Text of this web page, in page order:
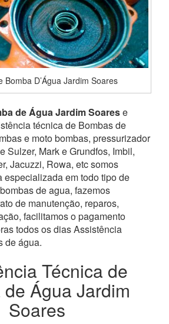
Bomba D’Água Jardim Soares
de Água Jardim Soarese
técnica de Bombas de
e moto bombas, pressurizador
Sulzer, Mark e Grundfos, Imbil,
Jacuzzi, Rowa, etc somos
especializada em todo tipo de
de agua, fazemos
de manutenção, reparos,
facilitamos o pagamento
todos os dias Assistência
de água.
Técnica de
Água Jardim
Soares